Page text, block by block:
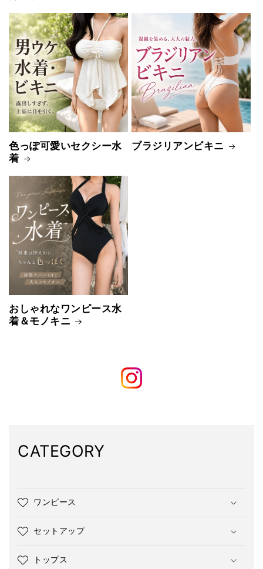
色っぽ可愛いセクシー水
着
ブラジリアンビキニ
おしゃれなワンピース水
着＆モノキニ
CATEGORY
ワンピース
セットアップ
トップス